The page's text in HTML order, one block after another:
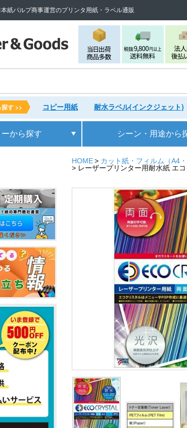
紙パルプ商事運営のプリンタ用紙・ラベル通販
す >> コピー用紙 耐水ラベル(インクジェット)
ーから探す シーン・用途から
HOME カット紙・フィルム（A4・
レーザープリンター用耐水紙 エ